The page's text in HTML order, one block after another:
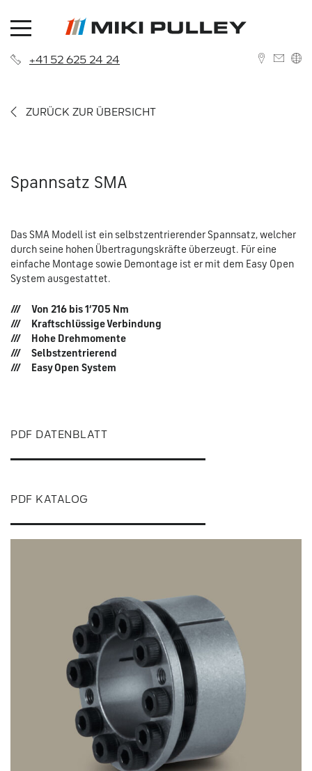
+41 52 625 24 24
Über uns
Kontakt
Vertriebsnetzwerk
ZURÜCK ZUR ÜBERSICHT
Spannsatz SMA
Das SMA Modell ist ein selbstzentrierender Spannsatz, welcher
durch seine hohen Übertragungskräfte überzeugt. Für eine
einfache Montage sowie Demontage ist er mit dem Easy Open
System ausgestattet.
Von 216 bis 1‘705 Nm
Kraftschlüssige Verbindung
Hohe Drehmomente
Selbstzentrierend
Easy Open System
PDF DATENBLATT
PDF KATALOG